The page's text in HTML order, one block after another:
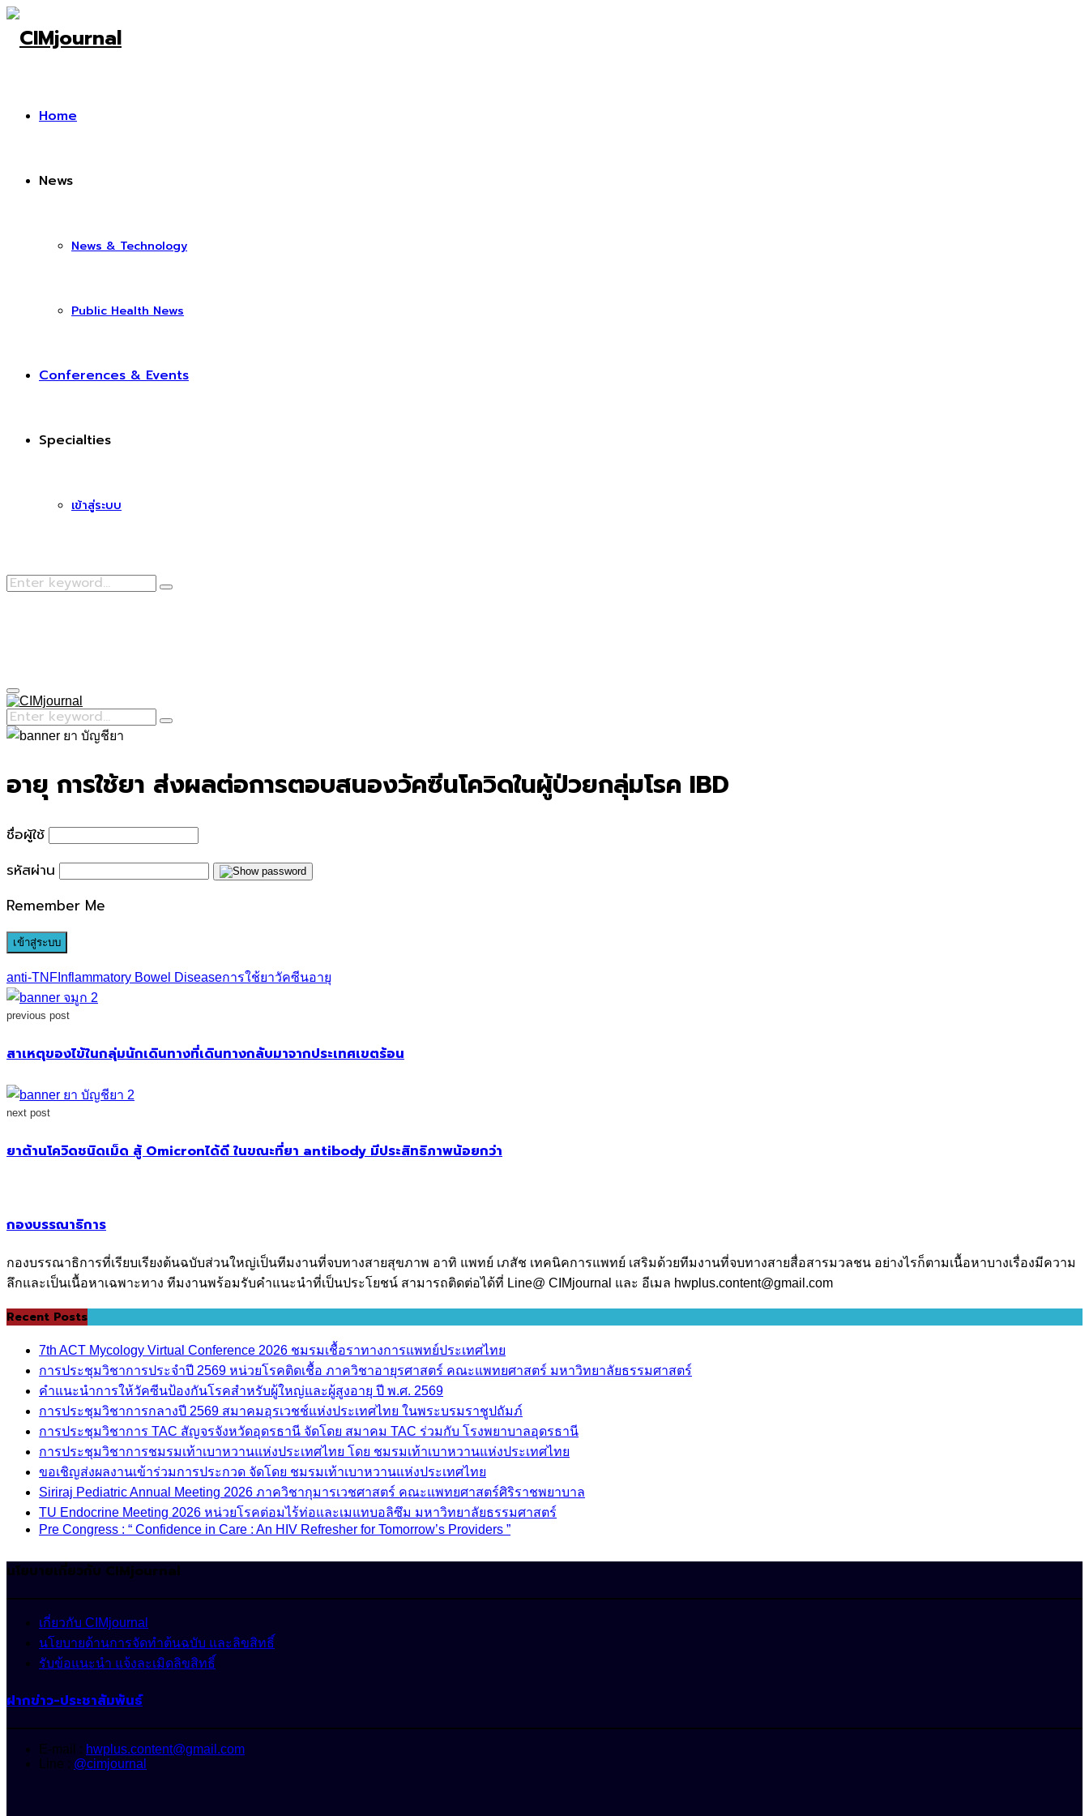
Home
News
News & Technology
Public Health News
Conferences & Events
Specialties
เข้าสู่ระบบ
Search
Search
Primary
Menu
Search
for:
Search
อายุ การใช้ยา ส่งผลต่อการตอบสนองวัคซีนโควิดในผู้ป่วยกลุ่มโรค IBD
ชื่อผู้ใช้
รหัสผ่าน
Remember Me
anti-TNF Inflammatory Bowel Diseaseการใช้ยาวัคซีนอายุ
previous post
สาเหตุของไข้ในกลุ่มนักเดินทางที่เดินทางกลับมาจากประเทศเขตร้อน
next post
ยาต้านโควิดชนิดเม็ด สู้ Omicronได้ดี ในขณะที่ยา antibody มีประสิทธิภาพน้อยกว่า
กองบรรณาธิการ
กองบรรณาธิการที่เรียบเรียงต้นฉบับส่วนใหญ่เป็นทีมงานที่จบทางสายสุขภาพ อาทิ แพทย์ เภสัช เทคนิคการแพทย์ เสริมด้วยทีมงานที่จบทางสายสื่อสารมวลชน อย่างไรก็ตามเนื้อหาบางเรื่องมีความ
ลึกและเป็นเนื้อหาเฉพาะทาง ทีมงานพร้อมรับคำแนะนำที่เป็นประโยชน์ สามารถติดต่อได้ที่ Line@ CIMjournal และ อีเมล hwplus.content@gmail.com
Recent Posts
7th ACT Mycology Virtual Conference 2026 ชมรมเชื้อราทางการแพทย์ประเทศไทย
การประชุมวิชาการประจำปี 2569 หน่วยโรคติดเชื้อ ภาควิชาอายุรศาสตร์ คณะแพทยศาสตร์ มหาวิทยาลัยธรรมศาสตร์
คำแนะนำการให้วัคซีนป้องกันโรคสำหรับผู้ใหญ่และผู้สูงอายุ ปี พ.ศ. 2569
การประชุมวิชาการกลางปี 2569 สมาคมอุรเวชช์แห่งประเทศไทย ในพระบรมราชูปถัมภ์
การประชุมวิชาการ TAC สัญจรจังหวัดอุดรธานี จัดโดย สมาคม TAC ร่วมกับ โรงพยาบาลอุดรธานี
การประชุมวิชาการชมรมเท้าเบาหวานแห่งประเทศไทย โดย ชมรมเท้าเบาหวานแห่งประเทศไทย
ขอเชิญส่งผลงานเข้าร่วมการประกวด จัดโดย ชมรมเท้าเบาหวานแห่งประเทศไทย
Siriraj Pediatric Annual Meeting 2026 ภาควิชากุมารเวชศาสตร์ คณะแพทยศาสตร์ศิริราชพยาบาล
TU Endocrine Meeting 2026 หน่วยโรคต่อมไร้ท่อและเมแทบอลิซึม มหาวิทยาลัยธรรมศาสตร์
Pre Congress : “ Confidence in Care : An HIV Refresher for Tomorrow’s Providers ”
นโยบายเกี่ยวกับ CIMjournal
เกี่ยวกับ CIMjournal
นโยบายด้านการจัดทำต้นฉบับ และลิขสิทธิ์
รับข้อแนะนำ แจ้งละเมิดลิขสิทธิ์
ฝากข่าว-ประชาสัมพันธ์
E-mail : hwplus.content@gmail.com
Line : @cimjournal